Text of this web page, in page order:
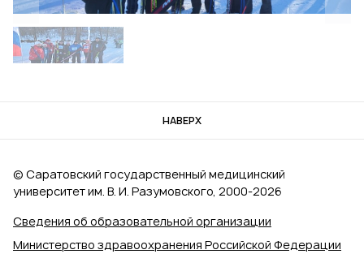
НАВЕРХ
Сведения об образовательной организации
Министерство здравоохранения Российской Федерации
© Саратовский государственный медицинский
университет им. В. И. Разумовского, 2000‑2026